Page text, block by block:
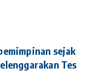
sejak
Tes